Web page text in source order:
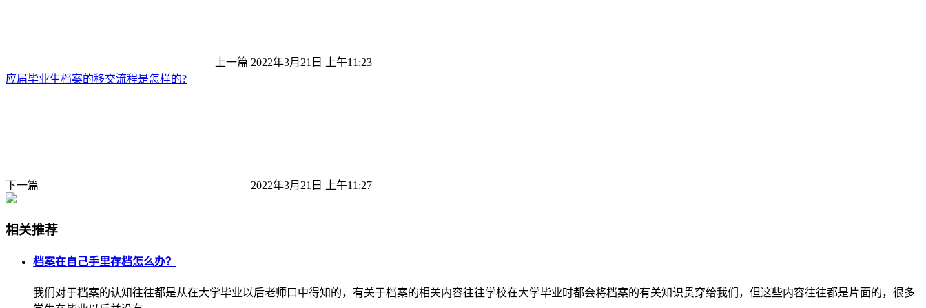
上一篇 2022年3月21日 上午11:23
应届毕业生档案的移交流程是怎样的?
下一篇 2022年3月21日 上午11:27
相关推荐
档案在自己手里存档怎么办？
我们对于档案的认知往往都是从在大学毕业以后老师口中得知的，有关于档案的相关内容往往学校在大学毕业时都会将档案的有关知识贯穿给我们，但这些内容往往都是片面的，很多